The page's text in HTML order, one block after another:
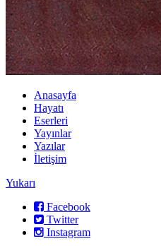
Anasayfa
Hayatı
Eserleri
Yayınlar
Yazılar
İletişim
Yukarı
Facebook
Twitter
Instagram